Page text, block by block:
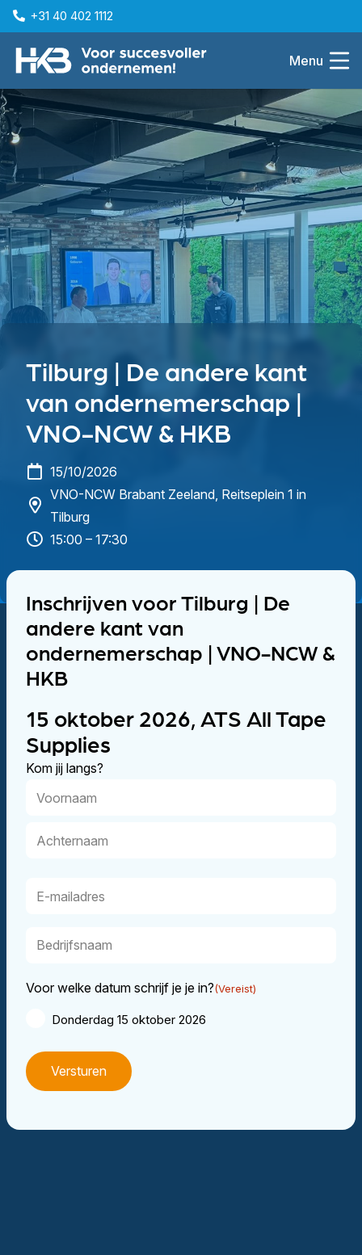
+31 40 402 1112
Menu
Tilburg | De andere kant
van ondernemerschap |
VNO-NCW & HKB
15/10/2026
VNO-NCW Brabant Zeeland, Reitseplein 1 in
Tilburg
15:00 – 17:30
Inschrijven voor Tilburg | De
andere kant van
ondernemerschap | VNO-NCW &
HKB
15 oktober 2026, ATS All Tape
Supplies
Kom jij langs?
Naam
E-
Bedrijfsnaam
Voor welke datum schrijf je je in?(Vereist)
Donderdag 15 oktober 2026